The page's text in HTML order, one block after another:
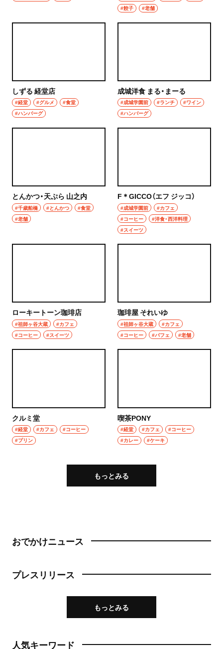
#餃子
#老舗
しずる 経堂店
#経堂 #グルメ
#食堂
#ハンバーグ
成城洋食 まる・まーる
#成城学園前 #ランチ
#ワイン
#ハンバーグ
とんかつ・天ぷら 山之内
#千歳船橋 #とんかつ
#食堂
#老舗
F＊GICCO（エフ ジッコ）
#成城学園前
#カフェ
#コーヒー
#洋食・西洋料理
#スイーツ
ローキートーン珈琲店
#祖師ヶ谷大蔵
#カフェ
#コーヒー
#スイーツ
珈琲屋 それいゆ
#祖師ヶ谷大蔵
#カフェ
#コーヒー
#パフェ #老舗
クルミ堂
#経堂 #カフェ
#コーヒー
#プリン
喫茶PONY
#経堂 #カフェ
#コーヒー
#カレー
#ケーキ
もっとみる
おでかけニュース
プレスリリース
もっとみる
人気キーワード